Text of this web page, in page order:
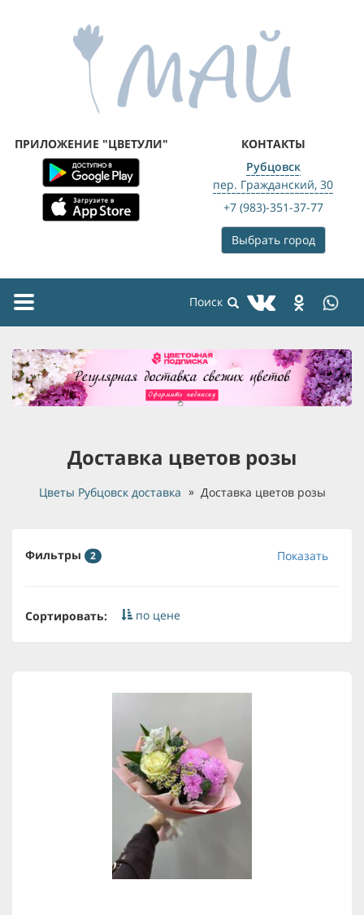
ПРИЛОЖЕНИЕ "ЦВЕТУЛИ"
КОНТАКТЫ
Рубцовск
пер. Гражданский, 30
+7 (983)-351-37-77
Выбрать город
Toggle
Доставка цветов розы
Цветы Рубцовск доставка Доставка цветов розы
Фильтры 2 Показать
Сортировать: по цене